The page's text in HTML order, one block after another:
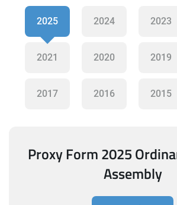
2025 2024 2023
2021 2020 2019
2017 2016 2015
Proxy Form 2025
Assembly